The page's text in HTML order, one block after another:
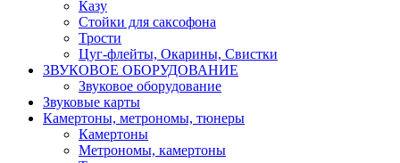
Казу
Стойки для саксофона
Трости
Цуг-флейты, Окарины, Свистки
ЗВУКОВОЕ ОБОРУДОВАНИЕ
Звуковое оборудование
Звуковые карты
Камертоны, метрономы, тюнеры
Камертоны
Метрономы, камертоны